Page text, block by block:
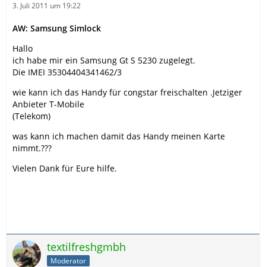
3. Juli 2011 um 19:22
AW: Samsung Simlock
Hallo
ich habe mir ein Samsung Gt S 5230 zugelegt.
Die IMEI 35304404341462/3
wie kann ich das Handy für congstar freischalten .Jetziger
Anbieter T-Mobile
(Telekom)
was kann ich machen damit das Handy meinen Karte
nimmt.???
Vielen Dank für Eure hilfe.
textilfreshgmbh
Moderator